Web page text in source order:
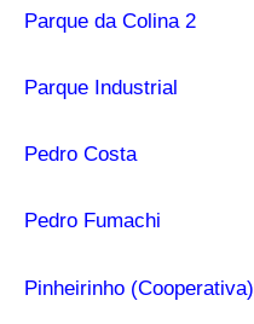
Parque da Colina 2
Parque Industrial
Pedro Costa
Pedro Fumachi
Pinheirinho (Cooperativa)